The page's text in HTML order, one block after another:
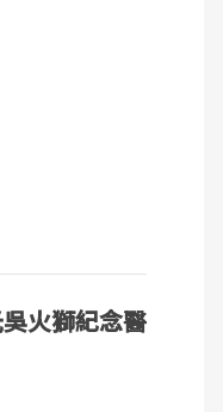
火獅紀念醫